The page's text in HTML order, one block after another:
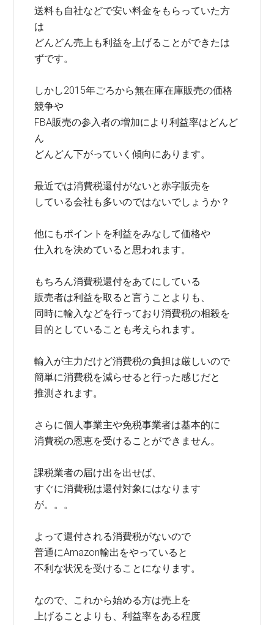
送料も自社などで安い料金をもらっていた方
は
どんどん売上も利益を上げることができたは
ずです。
しかし2015年ごろから無在庫在庫販売の価格
競争や
FBA販売の参入者の増加により利益率はどんど
ん
どんどん下がっていく傾向にあります。
最近では消費税還付がないと赤字販売を
している会社も多いのではないでしょうか？
他にもポイントを利益をみなして価格や
仕入れを決めていると思われます。
もちろん消費税還付をあてにしている
販売者は利益を取ると言うことよりも、
同時に輸入などを行っており消費税の相殺を
目的としていることも考えられます。
輸入が主力だけど消費税の負担は厳しいので
簡単に消費税を減らせると行った感じだと
推測されます。
さらに個人事業主や免税事業者は基本的に
消費税の恩恵を受けることができません。
課税業者の届け出を出せば、
すぐに消費税は還付対象にはなります
が。。。
よって還付される消費税がないので
普通にAmazon輸出をやっていると
不利な状況を受けることになります。
なので、これから始める方は売上を
上げることよりも、利益率をある程度